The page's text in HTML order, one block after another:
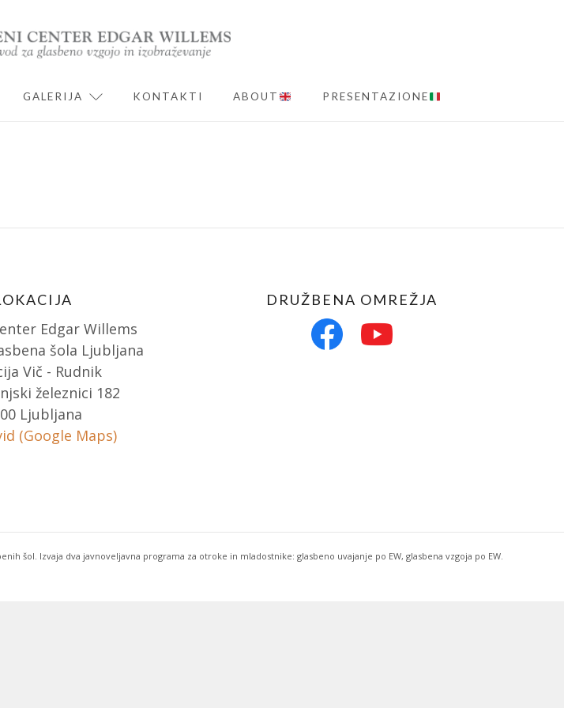
CHILD MENU
GALERIJA EXPAND CHILD MENU
KONTAKTI ABOUT PRESENTAZIONE
Edgar Willems
šola Ljubljana
Vič - Rudnik
železnici 182
Ljubljana
(Google Maps)
DRUŽBENA OMREŽJA
šol. Izvaja dva javnoveljavna programa za otroke in mladostnike: glasbeno uvajanje po EW, glasbena vzgoja po EW.